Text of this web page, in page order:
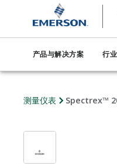
产品与解决方案 行业
测量仪表 Spectrex™